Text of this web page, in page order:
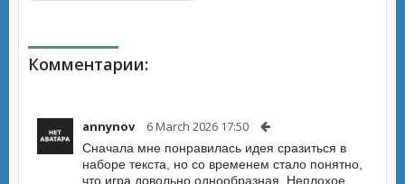
Комментарии:
annynov 6 March 2026 17:50
Сначала мне понравилась идея сразиться в
наборе текста, но со временем стало понятно,
что игра довольно однообразная. Неплохое